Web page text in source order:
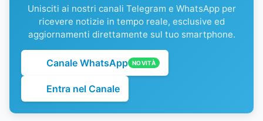
Unisciti ai nostri canali Telegram e WhatsApp per
ricevere notizie in tempo reale, esclusive ed
aggiornamenti direttamente sul tuo smartphone.
Canale WhatsApp NOVITÀ
Entra nel Canale